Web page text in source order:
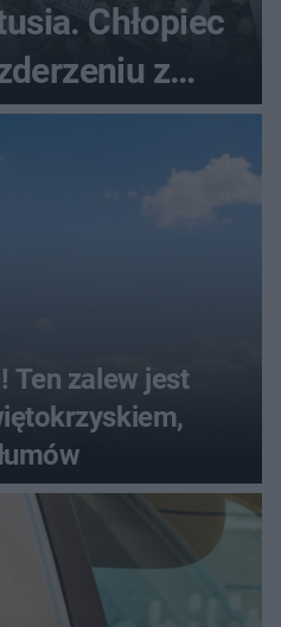
Chłopiec
z
Ten zalew jest